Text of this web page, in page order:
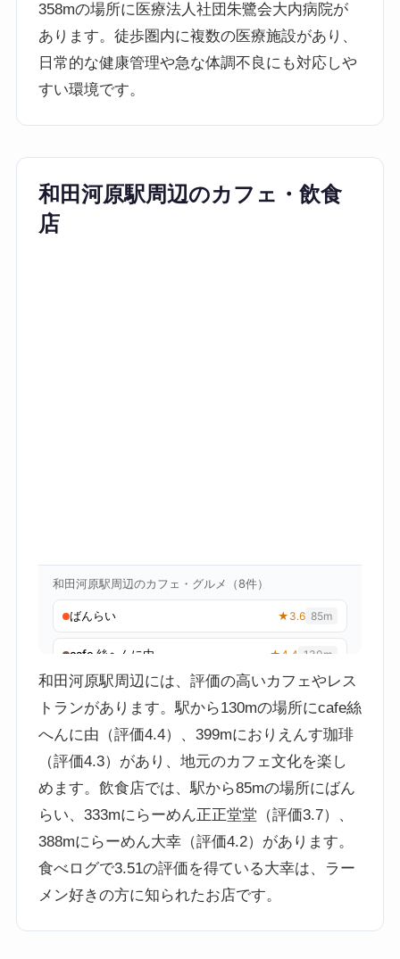
358mの場所に医療法人社団朱鷺会大内病院が
あります。徒歩圏内に複数の医療施設があり、
日常的な健康管理や急な体調不良にも対応しや
すい環境です。
和田河原駅周辺のカフェ・飲食
店
和田河原駅周辺には、評価の高いカフェやレス
トランがあります。駅から130mの場所にcafe絲
へんに由（評価4.4）、399mにおりえんす珈琲
（評価4.3）があり、地元のカフェ文化を楽し
めます。飲食店では、駅から85mの場所にばん
らい、333mにらーめん正正堂堂（評価3.7）、
388mにらーめん大幸（評価4.2）があります。
食べログで3.51の評価を得ている大幸は、ラー
メン好きの方に知られたお店です。